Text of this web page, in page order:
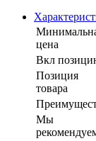
цена
Вкл
Позиция
товара
Мы